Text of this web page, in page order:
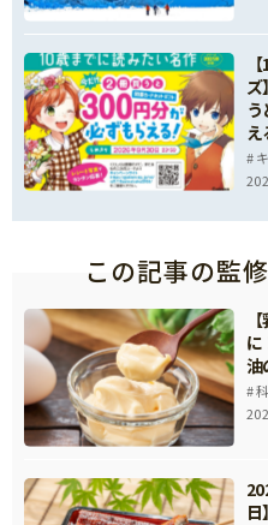
え
この記事の監
に
油